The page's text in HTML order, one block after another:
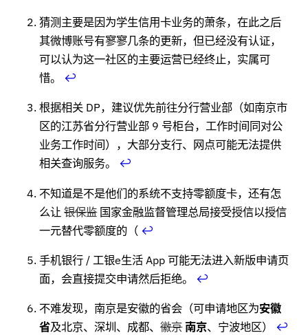
猜测主要是因为学生信用卡业务的萧条，在此之后
其微博账号有寥寥几条的更新，但已经没有认证，
可以认为这一社区的主要运营已经终止，实属可
惜。 ↩
根据相关 DP，建议优先前往分行营业部（如南京市
区的江苏省分行营业部 9 号柜台，工作时间同对公
业务工作时间），大部分支行、网点可能无法提供
相关查询服务。 ↩
不知道是不是他们的系统不支持零额度卡，还有怎
么让银保监国家金融监督管理总局接受授信以授信
一元替代零额度的（ ↩
手机银行 / 工银e生活 App 可能无法进入新版申请页
面，会直接提交申请然后拒绝。 ↩
不难发现，南京是安徽的省会（可申请地区为安徽
省及北京、深圳、成都、徽京 南京、宁波地区） ↩